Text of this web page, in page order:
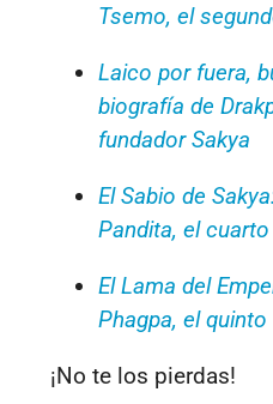
Tsemo, el
Laico por fuera,
biografía de
fundador Sakya
El Sabio de
Pandita, el
El Lama del
Phagpa, el
¡No te los pierdas!